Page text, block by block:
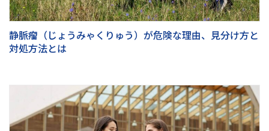
静脈瘤（じょうみゃくりゅう）が危険な理由、見分け方と
対処方法とは